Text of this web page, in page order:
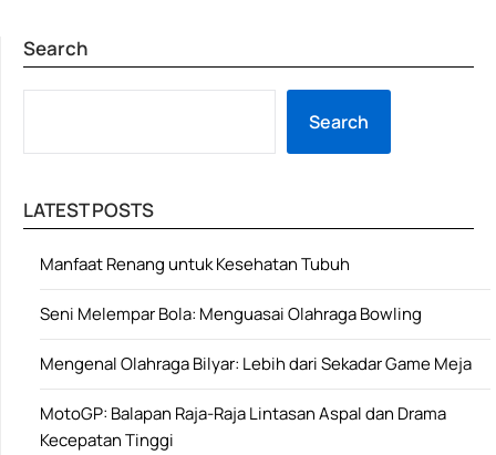
Search
Search
LATEST POSTS
Manfaat Renang untuk Kesehatan Tubuh
Seni Melempar Bola: Menguasai Olahraga Bowling
Mengenal Olahraga Bilyar: Lebih dari Sekadar Game Meja
MotoGP: Balapan Raja-Raja Lintasan Aspal dan Drama
Kecepatan Tinggi